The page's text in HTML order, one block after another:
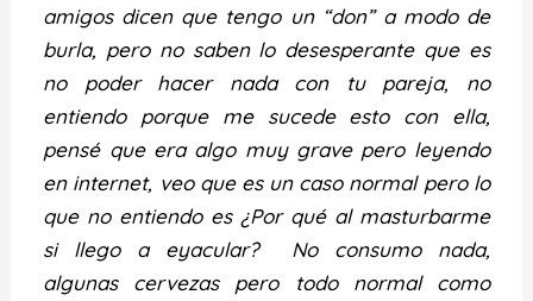
amigos dicen que tengo un “don” a modo de
burla, pero no saben lo desesperante que es
no poder hacer nada con tu pareja, no
entiendo porque me sucede esto con ella,
pensé que era algo muy grave pero leyendo
en internet, veo que es un caso normal pero lo
que no entiendo es ¿Por qué al masturbarme
si llego a eyacular? No consumo nada,
algunas cervezas pero todo normal como